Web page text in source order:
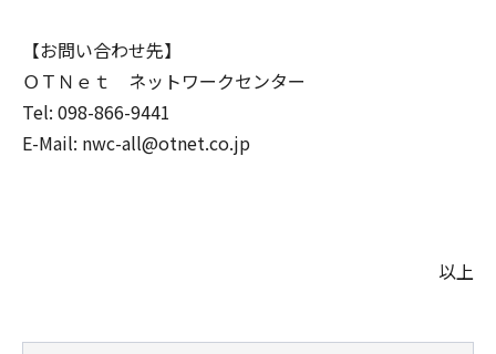
【お問い合わせ先】
ＯＴＮｅｔ ネットワークセンター
Tel: 098-866-9441
E-Mail: nwc-all@otnet.co.jp
以上